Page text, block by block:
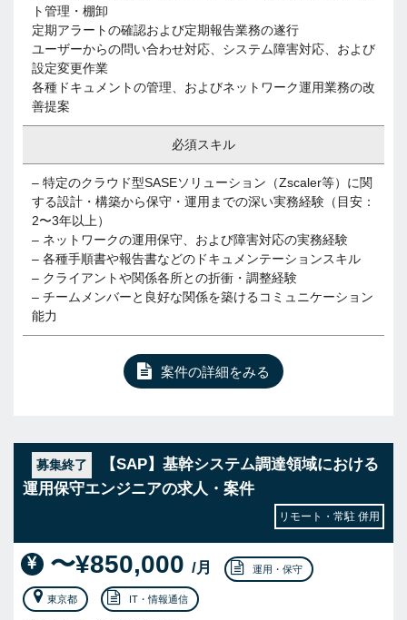
ト管理・棚卸
定期アラートの確認および定期報告業務の遂行
ユーザーからの問い合わせ対応、システム障害対応、および
設定変更作業
各種ドキュメントの管理、およびネットワーク運用業務の改
善提案
必須スキル
– 特定のクラウド型SASEソリューション（Zscaler等）に関
する設計・構築から保守・運用までの深い実務経験（目安：
2〜3年以上）
– ネットワークの運用保守、および障害対応の実務経験
– 各種手順書や報告書などのドキュメンテーションスキル
– クライアントや関係各所との折衝・調整経験
– チームメンバーと良好な関係を築けるコミュニケーション
能力
案件の詳細をみる
募集終了
【SAP】基幹システム調達領域における
運用保守エンジニアの求人・案件
リモート・常駐 併用
〜¥850,000 /月 運用・保守
東京都 IT・情報通信